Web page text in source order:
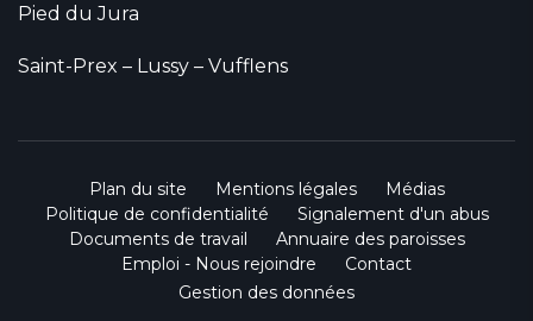
Pied du Jura
Saint-Prex – Lussy – Vufflens
Plan du site Mentions légales
Médias
Politique de confidentialité
Signalement d'un abus
Documents de travail
Annuaire des paroisses
Emploi - Nous rejoindre
Contact
Gestion des données